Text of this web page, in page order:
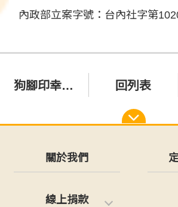
內政部立案字號：台內社字第
狗腳印幸福航空終於又要飛了✈️ 回列表
關於我們
線上捐款